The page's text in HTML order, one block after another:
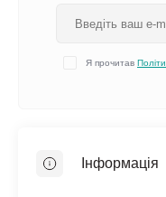
Я прочитав
Інформація